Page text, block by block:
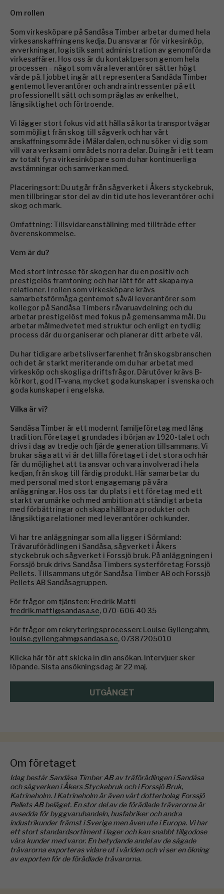
Om rollen
Som virkesköpare på Sandåsa Timber arbetar du med hela
virkesanskaffningens kedja. Du ansvarar för virkesinköp,
avverkningar, logistik samt administration av genomförda
virkesaffärer. Hos oss är du kontaktperson genom hela
processen – något som våra leverantörer sätter högt
värde på. I jobbet ingår att representera Sandåda Timber
gentemot leverantörer och andra intressenter på ett
professionellt sätt och som präglas av enkelhet,
långsiktighet och förtroende.
Vi lägger stort fokus vid att hålla så korta transportvägar
som möjligt från skog till sågverk och har vårt
anskaffningsområde i Mälardalen, och nu söker vi dig som
vill vara verksam i områdets norra delar. Du ingår i ett team
av totalt fyra virkesinköpare som du har kontinuerliga
avstämningar och samverkan med.
Placeringsort: Du utgår från sågverket i Åkers styckebruk,
men tillbringar stor del av din tid ute hos leverantörer och i
skog och mark.
Omfattning: Tillsvidareanställning med tillträde efter
överenskommelse.
Vem är du?
Med stort intresse för skogen har du en positiv och
prestigelös framtoning och har lätt för att skapa nya
relationer. I rollen som virkesköpare krävs
samarbetsförmåga gentemot såväl leverantörer som
kollegor på Sandåsa Timbers råvaruavdelning och du
arbetar prestigelöst med fokus på gemensamma mål. Du
arbetar målmedvetet med struktur och enligt en tydlig
process där du organiserar och planerar ditt arbete väl.
Du har tidigare arbetslivserfarenhet från skogsbranschen
och det är starkt meriterande om du har arbetat med
virkesköp och skogliga driftsfrågor. Därutöver krävs B-
körkort, god IT-vana, mycket goda kunskaper i svenska och
goda kunskaper i engelska.
Vilka är vi?
Sandåsa Timber är ett modernt familjeföretag med lång
tradition. Företaget grundades i början av 1920-talet och
drivs i dag av tredje och fjärde generation tillsammans. Vi
brukar säga att vi är det lilla företaget i det stora och här
får du möjlighet att ta ansvar och vara involverad i hela
kedjan, från skog till färdig produkt. Här samarbetar du
med personal med stort engagemang på våra
anläggningar. Hos oss tar du plats i ett företag med ett
starkt varumärke och med ambition att ständigt arbeta
med förbättringar och skapa hållbara produkter och
långsiktiga relationer med leverantörer och kunder.
Vi har tre anläggningar som alla ligger i Sörmland:
Trävaruförädlingen i Sandåsa, sågverket i Åkers
styckebruk och sågverket i Forssjö bruk. På anläggningen i
Forssjö bruk drivs Sandåsa Timbers systerföretag Forssjö
Pellets. Tillsammans utgör Sandåsa Timber AB och Forssjö
Pellets AB Sandåsagruppen.
För frågor om tjänsten: Fredrik Matti
fredrik.matti@sandasa.se, 070-606 40 35
För frågor om rekryteringsprocessen: Louise Gyllengahm,
louise.gyllengahm@sandasa.se, 07387205010
Klicka här för att skicka in din ansökan. Intervjuer sker
löpande. Sista ansökningsdag är 22 maj.
UTGÅNGET
Om företaget
Idag består Sandåsa Timber AB av träförädlingen i Sandåsa
och sågverken i Åkers Styckebruk och i Forssjö Bruk,
Katrineholm. I Katrineholm är även vårt dotterbolag Forssjö
Pellets AB beläget. En stor del av de förädlade trävarorna är
avsedda för byggvaruhandeln, husfabriker och andra
industrikunder främst i Sverige men även ute i Europa. Vi har
ett stort standardsortiment i lager och kan snabbt tillgodose
våra kunder med varor. En betydande andel av de sågade
trävarorna exporteras vidare ut i världen och vi ser en ökning
av exporten för de förädlade trävarorna.